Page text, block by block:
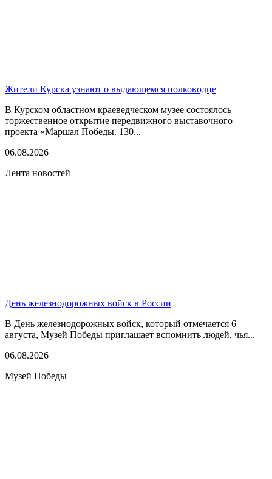
Жители Курска узнают о выдающемся полководце
В Курском областном краеведческом музее состоялось
торжественное открытие передвижного выставочного
проекта «Маршал Победы. 130...
06.08.2026
Лента новостей
День железнодорожных войск в России
В День железнодорожных войск, который отмечается 6
августа, Музей Победы приглашает вспомнить людей, чья...
06.08.2026
Музей Победы